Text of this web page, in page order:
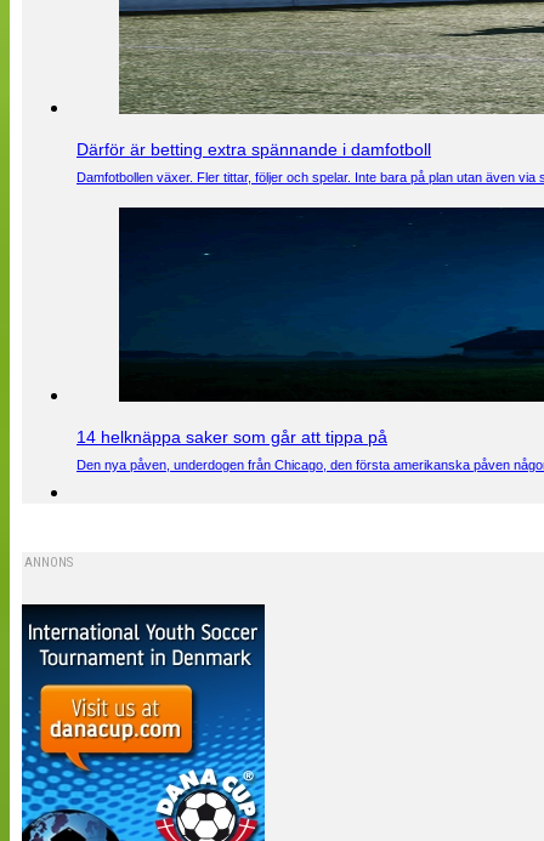
Därför är betting extra spännande i damfotboll
Damfotbollen växer. Fler tittar, följer och spelar. Inte bara på plan utan även
14 helknäppa saker som går att tippa på
Den nya påven, underdogen från Chicago, den första amerikanska påven
ANNONS